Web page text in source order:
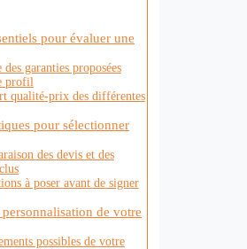
pour évaluer une
des garanties proposées
profil
qualité-prix des différentes
pour sélectionner
des devis et des
à poser avant de signer
de votre
possibles de votre